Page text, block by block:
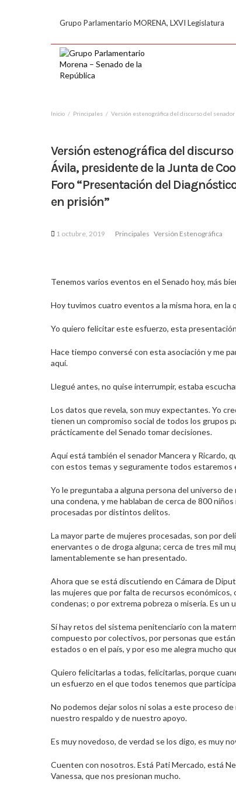
Grupo Parlamentario MORENA, LXVI Legislatura
Inicio Principales Versión estenográfica del discurso del
Versión estenográfica del
Ávila, presidente de la Junta de
Foro “Presentación del
en prisión”
1 octubre, 2019 Principales Versión Estenográfica
Tenemos varios eventos en el Senado hoy, más
Hoy tuvimos cuatro eventos a la misma hora, en la
Yo quiero felicitar este esfuerzo, esta
Hace tiempo conversé con esta asociación y me
aquí.
Llegué antes, no quise interrumpir, estaba
Los datos que revela, son muy expectantes. Yo
tienen un compromiso social de todos los grupos
prácticamente del Senado tomar decisiones.
Aquí está también el senador Mancera y Ricardo,
con estos temas y seguramente todos estaremos
Yo le preguntaba a alguna persona del universo
una condena, y me hablaban de cerca de 800
procesadas por distintos delitos.
La mayor parte de mujeres procesadas, son por
enervantes o de droga alguna; cerca de tres mil
lamentablemente se han presentado.
Ahora que se está discutiendo en Cámara de
las mujeres que por falta de recursos
condenas; o por extrema pobreza o miseria. Es un
Sí hay retos del sistema penitenciario con la
compuesto por colectivos, por personas que
estados o en el país, y por eso me alegra mucho
Quiero felicitarlas a todas, felicitarlas, porque
un esfuerzo en el que todos tenemos que
No podemos dejar solos ni solas a este proceso
nuestro respaldo y de nuestro apoyo.
Es muy novedoso, de verdad se los digo, es muy
Cuenten con nosotros. Está Pati Mercado, está
Vanessa, que nos presionan mucho.